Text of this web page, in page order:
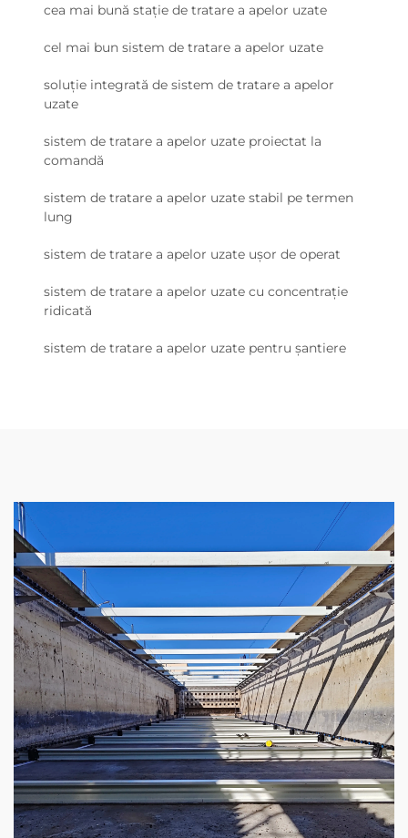
cea mai bună stație de tratare a apelor uzate
cel mai bun sistem de tratare a apelor uzate
soluție integrată de sistem de tratare a apelor
uzate
sistem de tratare a apelor uzate proiectat la
comandă
sistem de tratare a apelor uzate stabil pe termen
lung
sistem de tratare a apelor uzate ușor de operat
sistem de tratare a apelor uzate cu concentrație
ridicată
sistem de tratare a apelor uzate pentru șantiere